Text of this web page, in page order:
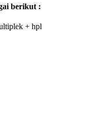
berikut :
+ hpl